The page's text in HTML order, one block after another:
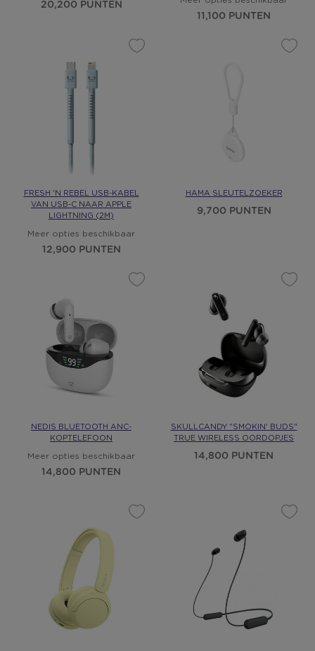
20,200 PUNTEN
11,100 PUNTEN
FRESH 'N REBEL USB-KABEL
VAN USB-C NAAR APPLE
LIGHTNING (2M)
Meer opties beschikbaar
12,900 PUNTEN
HAMA SLEUTELZOEKER
9,700 PUNTEN
NEDIS BLUETOOTH ANC-
KOPTELEFOON
Meer opties beschikbaar
14,800 PUNTEN
SKULLCANDY "SMOKIN' BUDS"
TRUE WIRELESS OORDOPJES
14,800 PUNTEN